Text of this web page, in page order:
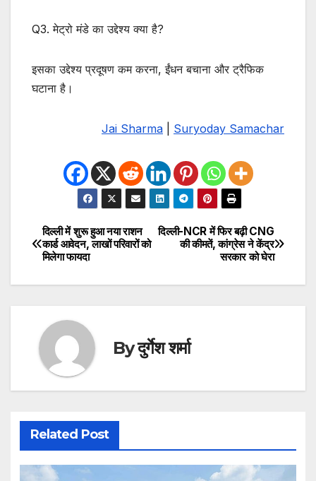
Q3. मेट्रो मंडे का उद्देश्य क्या है?
इसका उद्देश्य प्रदूषण कम करना, ईंधन बचाना और ट्रैफिक
घटाना है।
Jai Sharma Suryoday Samachar
Post
navigation
दिल्ली-NCR में फिर बढ़ी CNG
की कीमतें, कांग्रेस ने केंद्र
सरकार को घेरा
दिल्ली में शुरू हुआ नया राशन
कार्ड आवेदन, लाखों परिवारों को
मिलेगा फायदा
Byदुर्गेश शर्मा
Related Post